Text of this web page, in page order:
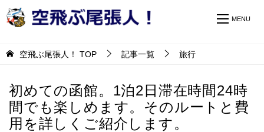
空飛ぶ尾張人！ TOP 記事一覧 旅行
初めての函館。1泊2日滞在時間24時
間でも楽しめます。そのルートと費
用を詳しくご紹介します。